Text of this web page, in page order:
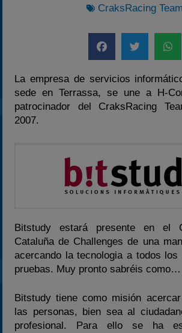
CraksRacing Team
La empresa de servicios
sede en Terrassa, se une a H-
patrocinador del CraksRacing
2007.
Bitstudy estará presente en el
Cataluña de Challenges de una
acercando la tecnologia a todos
pruebas. Muy pronto sabréis como…
Bitstudy tiene como misión
las personas, bien sea al
profesional. Para ello se ha